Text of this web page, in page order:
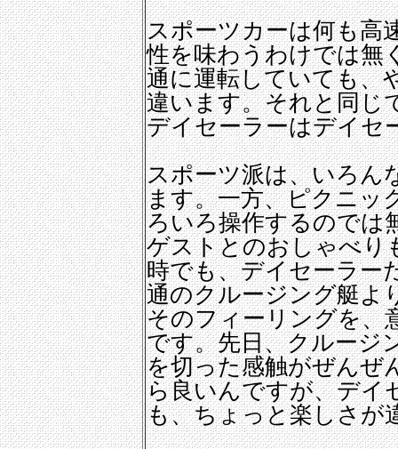
スポーツカーは何も高
性を味わうわけでは無
通に運転していても、
違います。それと同じ
デイセーラーはデイセ
スポーツ派は、いろん
ます。一方、ピクニッ
ろいろ操作するのでは
ゲストとのおしゃべり
時でも、デイセーラー
通のクルージング艇よ
そのフィーリングを、
です。先日、クルージ
を切った感触がぜんぜ
ら良いんですが、デイ
も、ちょっと楽しさが